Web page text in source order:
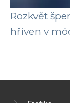
Rozkvět
hřiven v